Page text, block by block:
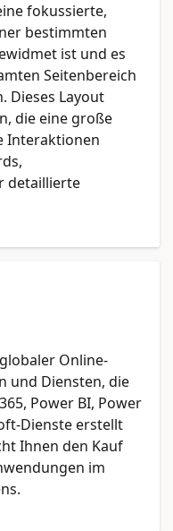
fokussierte,
bestimmten
ist und es
Seitenbereich
Dieses Layout
die eine große
Interaktionen
detaillierte
Online-
und Diensten, die
Power BI, Power
Dienste erstellt
Ihnen den Kauf
im